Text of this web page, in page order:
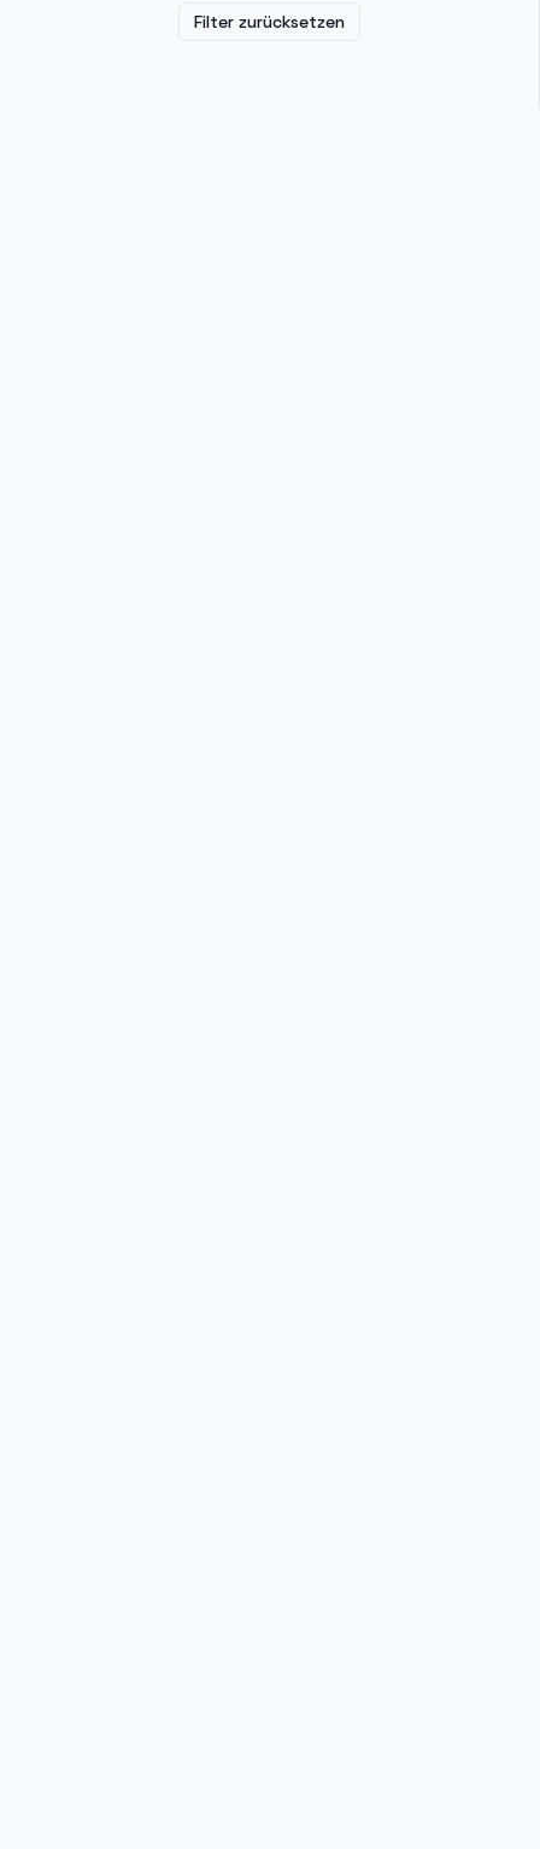
Filter zurücksetzen